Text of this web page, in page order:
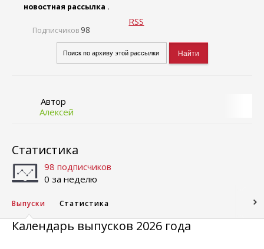
новостная рассылка .
Подписчиков98
RSS
Автор
Алексей
Статистика
98 подписчиков
0 за неделю
Выпуски Статистика
Календарь выпусков 2026 года